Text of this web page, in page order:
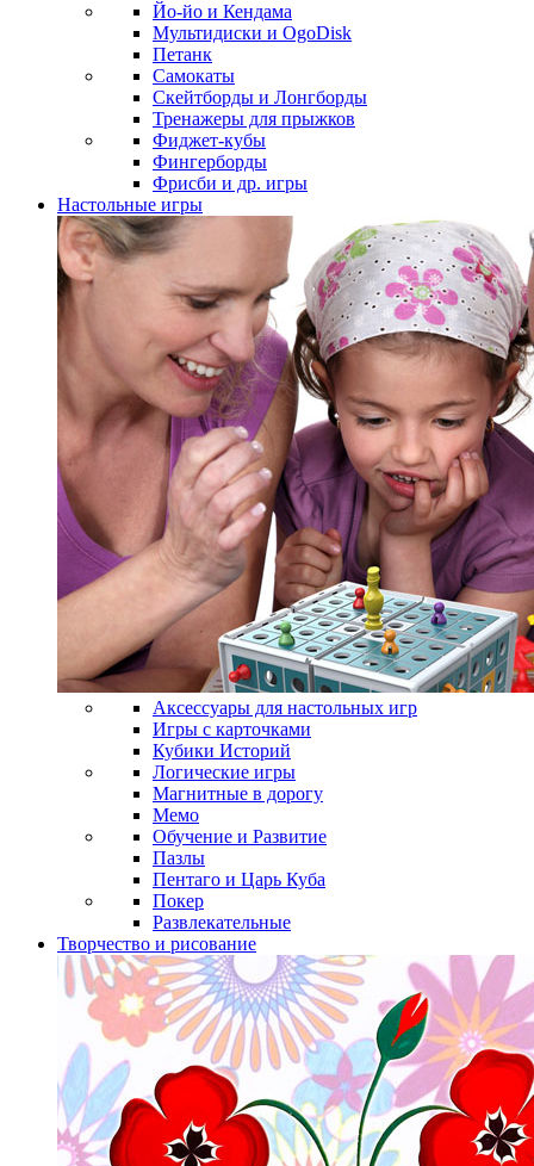
Йо-йо и Кендама
Мультидиски и OgoDisk
Петанк
Самокаты
Скейтборды и Лонгборды
Тренажеры для прыжков
Фиджет-кубы
Фингерборды
Фрисби и др. игры
Настольные игры
Аксессуары для настольных игр
Игры с карточками
Кубики Историй
Логические игры
Магнитные в дорогу
Мемо
Обучение и Развитие
Пазлы
Пентаго и Царь Куба
Покер
Развлекательные
Творчество и рисование